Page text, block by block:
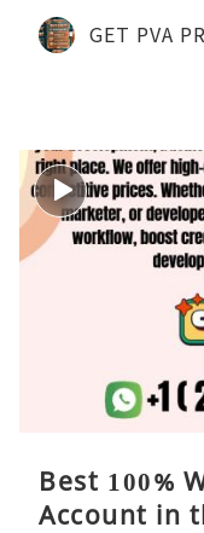
GET PVA
Best 100%
Account in